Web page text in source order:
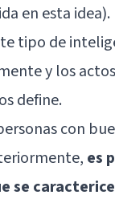
en esta idea).
tipo de
y los
define.
con
es
se